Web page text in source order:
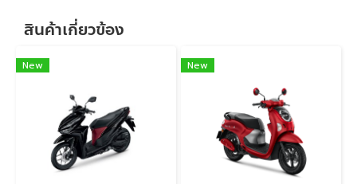
สินค้าเกี่ยวข้อง
New New